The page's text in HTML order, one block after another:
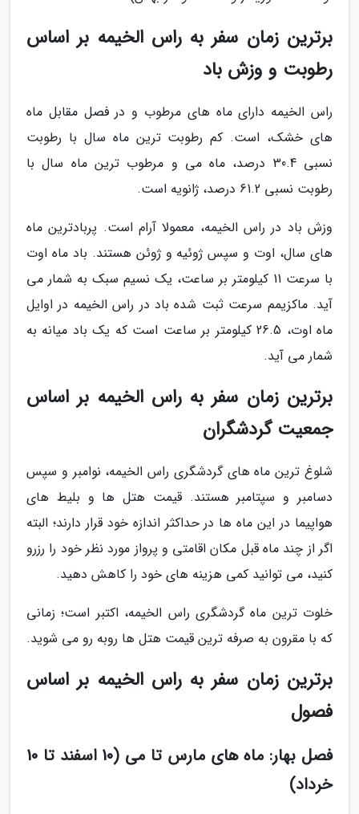
برترین زمان سفر به راس الخیمه بر اساس
رطوبت و وزش باد
راس الخیمه دارای ماه های مرطوب و در فصل مقابل ماه
های خشک، است. کم رطوبت ترین ماه سال با رطوبت
نسبی 30.4 درصد، ماه می و مرطوب ترین ماه سال با
رطوبت نسبی 61.2 درصد، ژانویه است.
وزش باد در راس الخیمه، معمولا آرام است. پربادترین ماه
های سال، اوت و سپس ژوئیه و ژوئن هستند. باد ماه اوت
با سرعت 11 کیلومتر بر ساعت، یک نسیم سبک به شمار می
آید. ماکزیمم سرعت ثبت شده باد در راس الخیمه در اوایل
ماه اوت، 26.5 کیلومتر بر ساعت است که یک باد میانه به
شمار می آید.
برترین زمان سفر به راس الخیمه بر اساس
جمعیت گردشگران
شلوغ ترین ماه های گردشگری راس الخیمه، نوامبر و سپس
دسامبر و سپتامبر هستند. قیمت هتل ها و بلیط های
هواپیما در این ماه ها در حداکثر اندازه خود قرار دارند؛ البته
اگر از چند ماه قبل مکان اقامتی و پرواز مورد نظر خود را رزرو
کنید، می توانید کمی هزینه های خود را کاهش دهید.
خلوت ترین ماه گردشگری راس الخیمه، اکتبر است؛ زمانی
که با مقرون به صرفه ترین قیمت هتل ها روبه رو می شوید.
برترین زمان سفر به راس الخیمه بر اساس
فصول
فصل بهار: ماه های مارس تا می (10 اسفند تا 10
خرداد)